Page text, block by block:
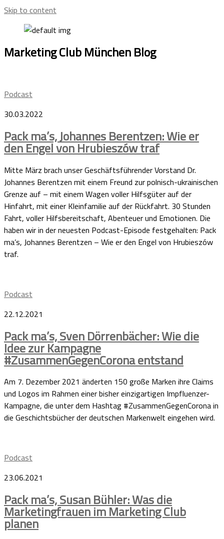
Skip to content
Marketing Club MünchenBlog
Podcast
30.03.2022
Pack ma’s, Johannes Berentzen: Wie er
den Engel von Hrubieszów traf
Mitte März brach unser Geschäftsführender Vorstand Dr.
Johannes Berentzen mit einem Freund zur polnisch-ukrainischen
Grenze auf – mit einem Wagen voller Hilfsgüter auf der
Hinfahrt, mit einer Kleinfamilie auf der Rückfahrt. 30 Stunden
Fahrt, voller Hilfsbereitschaft, Abenteuer und Emotionen. Die
haben wir in der neuesten Podcast-Episode festgehalten: Pack
ma’s, Johannes Berentzen – Wie er den Engel von Hrubieszów
traf.
Podcast
22.12.2021
Pack ma’s, Sven Dörrenbächer: Wie die
Idee zur Kampagne
#ZusammenGegenCorona entstand
Am 7. Dezember 2021 änderten 150 große Marken ihre Claims
und Logos im Rahmen einer bisher einzigartigen Impfluenzer-
Kampagne, die unter dem Hashtag #ZusammenGegenCorona in
die Geschichtsbücher der deutschen Markenwelt eingehen wird.
Podcast
23.06.2021
Pack ma’s, Susan Bühler: Was die
Marketingfrauen im Marketing Club
planen